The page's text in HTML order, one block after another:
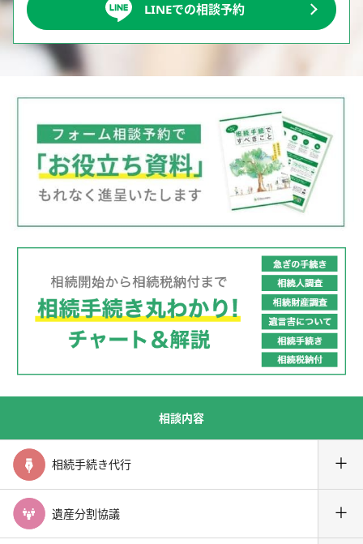
LINEでの相談予約
相談内容
相続手続き代行 ＋
遺産分割協議 ＋